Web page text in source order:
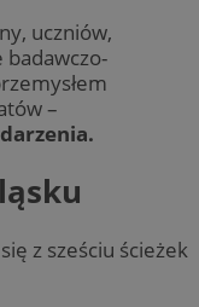
uczniów,
–
z sześciu ścieżek